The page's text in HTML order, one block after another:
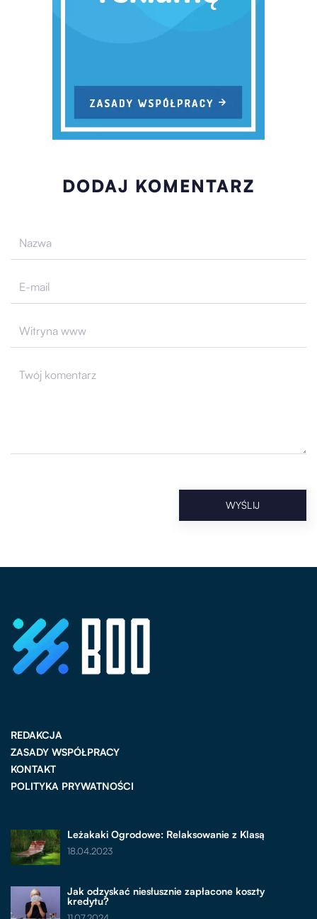
DODAJ KOMENTARZ
REDAKCJA
ZASADY WSPÓŁPRACY
KONTAKT
POLITYKA PRYWATNOŚCI
Leżakaki Ogrodowe: Relaksowanie z Klasą
18.04.2023
Jak odzyskać niesłusznie zapłacone koszty
kredytu?